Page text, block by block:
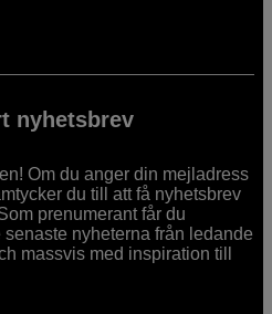
nyhetsbrev
Om du anger din mejladress
du till att få nyhetsbrev
prenumerant får du
nyheterna från ledande
massvis med inspiration till